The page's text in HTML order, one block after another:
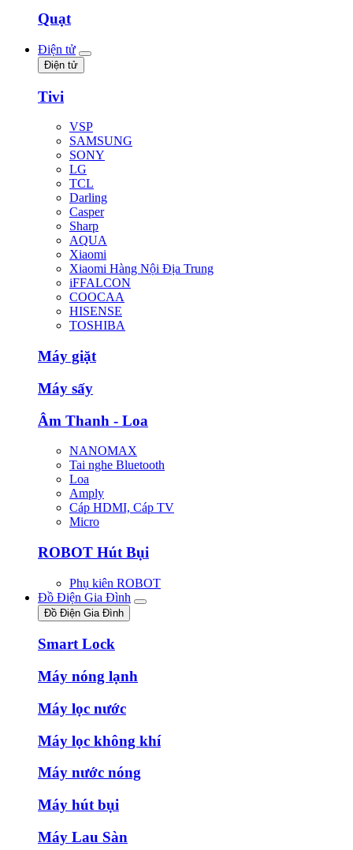
Quạt
Điện tử
Điện tử
Tivi
VSP
SAMSUNG
SONY
LG
TCL
Darling
Casper
Sharp
AQUA
Xiaomi
Xiaomi Hàng Nội Địa Trung
iFFALCON
COOCAA
HISENSE
TOSHIBA
Máy giặt
Máy sấy
Âm Thanh - Loa
NANOMAX
Tai nghe Bluetooth
Loa
Amply
Cáp HDMI, Cáp TV
Micro
ROBOT Hút Bụi
Phụ kiên ROBOT
Đồ Điện Gia Đình
Đồ Điện Gia Đình
Smart Lock
Máy nóng lạnh
Máy lọc nước
Máy lọc không khí
Máy nước nóng
Máy hút bụi
Máy Lau Sàn